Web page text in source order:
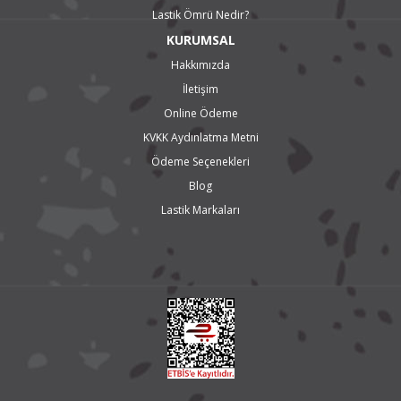
Lastik Ömrü Nedir?
KURUMSAL
Hakkımızda
İletişim
Online Ödeme
KVKK Aydınlatma Metni
Ödeme Seçenekleri
Blog
Lastik Markaları